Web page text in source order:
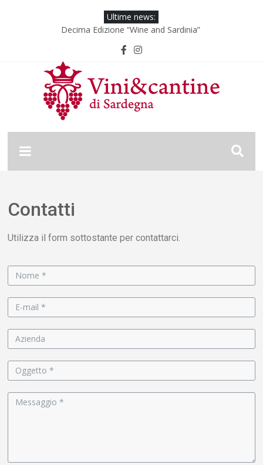
Ultime news:
Decima Edizione “Wine and Sardinia”
Wine & Sardinia – Vini Vincitori 2024
Nona Edizione “Wine and Sardinia”
Wine & Sardinia – Vini Vincitori 2025
Contatti
Utilizza il form sottostante per contattarci.